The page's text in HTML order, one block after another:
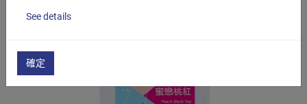
See details
確定